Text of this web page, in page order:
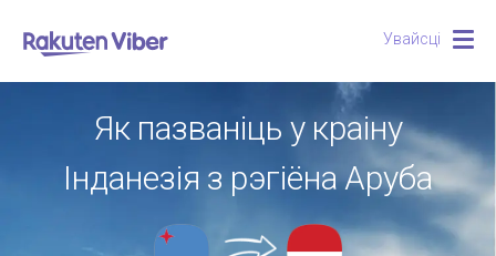
Увайсці
Як пазваніць у краіну
Інданезія з рэгіёна Аруба